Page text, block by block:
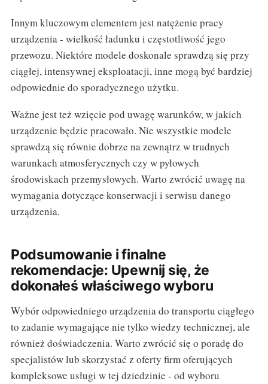
Innym kluczowym elementem jest natężenie pracy
urządzenia - wielkość ładunku i częstotliwość jego
przewozu. Niektóre modele doskonale sprawdzą się przy
ciągłej, intensywnej eksploatacji, inne mogą być bardziej
odpowiednie do sporadycznego użytku.
Ważne jest też wzięcie pod uwagę warunków, w jakich
urządzenie będzie pracowało. Nie wszystkie modele
sprawdzą się równie dobrze na zewnątrz w trudnych
warunkach atmosferycznych czy w pyłowych
środowiskach przemysłowych. Warto zwrócić uwagę na
wymagania dotyczące konserwacji i serwisu danego
urządzenia.
Podsumowanie i finalne
rekomendacje: Upewnij się, że
dokonałeś właściwego wyboru
Wybór odpowiedniego urządzenia do transportu ciągłego
to zadanie wymagające nie tylko wiedzy technicznej, ale
również doświadczenia. Warto zwrócić się o poradę do
specjalistów lub skorzystać z oferty firm oferujących
kompleksowe usługi w tej dziedzinie - od wyboru